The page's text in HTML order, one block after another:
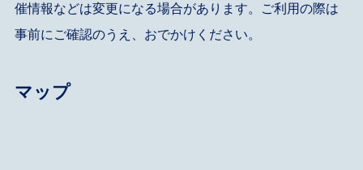
催情報などは変更になる場合があります。ご利用の際は
事前にご確認のうえ、おでかけください。
マップ